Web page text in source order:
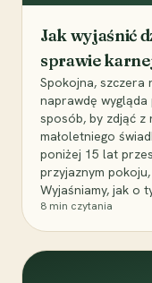
Jak wyjaśnić
sprawie
Spokojna, szczera
naprawdę wygląda
sposób, by zdjąć z
małoletniego
poniżej 15 lat
przyjaznym pokoju,
Wyjaśniamy, jak o
8 min czytania